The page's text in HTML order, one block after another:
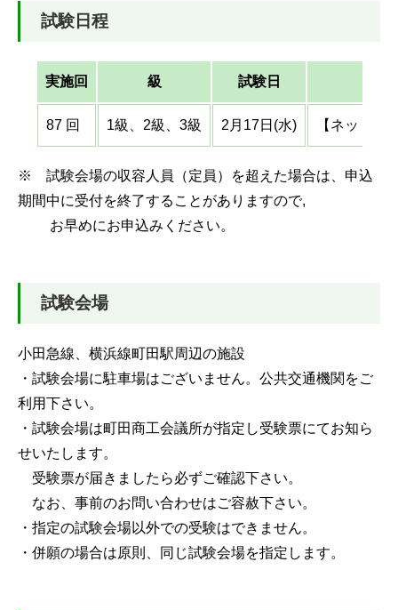
試験日程
実施回 級 試験日
87 回 1級、2級、3級 2月17日(水) 【ネット】
※ 試験会場の収容人員（定員）を超えた場合は、申込
期間中に受付を終了することがありますので,
お早めにお申込みください。
試験会場
小田急線、横浜線町田駅周辺の施設
・試験会場に駐車場はございません。公共交通機関をご
利用下さい。
・試験会場は町田商工会議所が指定し受験票にてお知ら
せいたします。
受験票が届きましたら必ずご確認下さい。
なお、事前のお問い合わせはご容赦下さい。
・指定の試験会場以外での受験はできません。
・併願の場合は原則、同じ試験会場を指定します。